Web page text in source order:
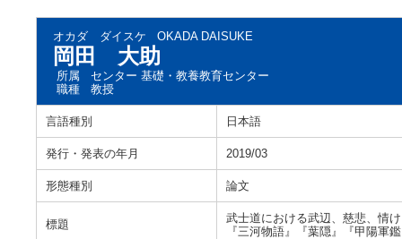
オカダ ダイスケ OKADA DAISUKE
岡田 大助
所属
センター 基礎・教養教育センター
職種
教授
言語種別 日本語
発行・発表の年月 2019/03
形態種別 論文
標題
武士道における武辺、慈悲、情
『三河物語』『葉隠』『甲陽軍